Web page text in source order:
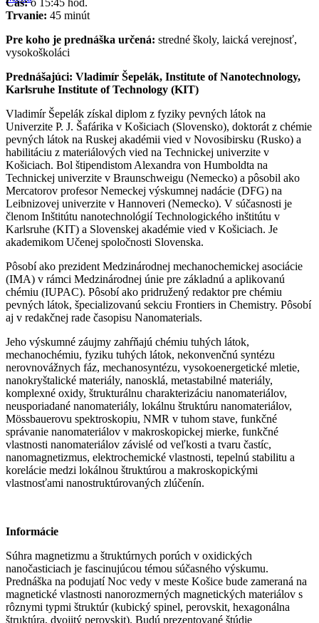
Trvanie: 45 minút
Pre koho je prednáška určená: stredné školy, laická verejnosť,
vysokoškoláci
Prednášajúci: Vladimír Šepelák, Institute of Nanotechnology,
Karlsruhe Institute of Technology (KIT)
Vladimír Šepelák získal diplom z fyziky pevných látok na
Univerzite P. J. Šafárika v Košiciach (Slovensko), doktorát z chémie
pevných látok na Ruskej akadémii vied v Novosibirsku (Rusko) a
habilitáciu z materiálových vied na Technickej univerzite v
Košiciach. Bol štipendistom Alexandra von Humboldta na
Technickej univerzite v Braunschweigu (Nemecko) a pôsobil ako
Mercatorov profesor Nemeckej výskumnej nadácie (DFG) na
Leibnizovej univerzite v Hannoveri (Nemecko). V súčasnosti je
členom Inštitútu nanotechnológií Technologického inštitútu v
Karlsruhe (KIT) a Slovenskej akadémie vied v Košiciach. Je
akademikom Učenej spoločnosti Slovenska.
Pôsobí ako prezident Medzinárodnej mechanochemickej asociácie
(IMA) v rámci Medzinárodnej únie pre základnú a aplikovanú
chémiu (IUPAC). Pôsobí ako pridružený redaktor pre chémiu
pevných látok, špecializovanú sekciu Frontiers in Chemistry. Pôsobí
aj v redakčnej rade časopisu Nanomaterials.
Jeho výskumné záujmy zahŕňajú chémiu tuhých látok,
mechanochémiu, fyziku tuhých látok, nekonvenčnú syntézu
nerovnovážnych fáz, mechanosyntézu, vysokoenergetické mletie,
nanokryštalické materiály, nanosklá, metastabilné materiály,
komplexné oxidy, štrukturálnu charakterizáciu nanomateriálov,
neusporiadané nanomateriály, lokálnu štruktúru nanomateriálov,
Mössbauerovu spektroskopiu, NMR v tuhom stave, funkčné
správanie nanomateriálov v makroskopickej mierke, funkčné
vlastnosti nanomateriálov závislé od veľkosti a tvaru častíc,
nanomagnetizmus, elektrochemické vlastnosti, tepelnú stabilitu a
korelácie medzi lokálnou štruktúrou a makroskopickými
vlastnosťami nanostruktúrovaných zlúčenín.
Informácie
Súhra magnetizmu a štruktúrnych porúch v oxidických
nanočasticiach je fascinujúcou témou súčasného výskumu.
Prednáška na podujatí Noc vedy v meste Košice bude zameraná na
magnetické vlastnosti nanorozmerných magnetických materiálov s
rôznymi typmi štruktúr (kubický spinel, perovskit, hexagonálna
štruktúra, dvojitý perovskit). Budú prezentované štúdie